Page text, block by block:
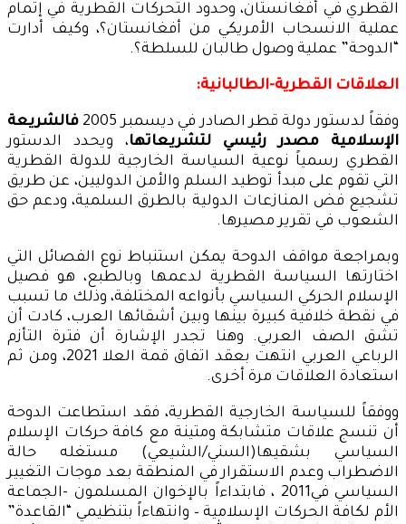
القطري في أفغانستان، وحدود التحركات القطرية في إتمام
عملية الانسحاب الأمريكي من أفغانستان؟، وكيف أدارت
“الدوحة” عملية وصول طالبان للسلطة؟.
العلاقات القطرية-الطالبانية:
وفقاً لدستور دولة قطر الصادر في ديسمبر 2005
فالشريعة
الإسلامية مصدر رئيسي لتشريعاتها، ويحدد الدستور
القطري رسمياً نوعية السياسة الخارجية للدولة القطرية
التي تقوم على مبدأ توطيد السلم والأمن الدوليين، عن طريق
تشجيع فض المنازعات الدولية بالطرق السلمية، ودعم حق
الشعوب في تقرير مصيرها.
وبمراجعة مواقف الدوحة يمكن استنباط نوع الفصائل التي
اختارتها السياسة القطرية لدعمها وبالطبع، هو فصيل
الإسلام الحركي السياسي بأنواعه المختلفة، وذلك ما تسبب
في نقطة خلافية كبيرة بينها وبين أشقائها العرب، كادت أن
تشق الصف العربي. وهنا تجدر الإشارة أن فترة التأزم
الرباعي العربي انتهت بعقد اتفاق قمة العلا 2021، ومن ثم
استعادة العلاقات مرة أخرى.
ووفقاً للسياسة الخارجية القطرية، فقد استطاعت الدوحة
أن تنسج علاقات متشابكة ومتينة مع كافة حركات الإسلام
السياسي بشقيها(السني/الشيعي) مستغله حالة
الاضطراب وعدم الاستقرار في المنطقة بعد موجات التغيير
السياسي في2011 ، فابتداءاً بالإخوان المسلمون -الجماعة
الأم لكافة الحركات الإسلامية – وانتهاءاً بتنظيمي “القاعدة”